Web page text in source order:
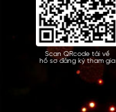
Scan QRcode tải về
hồ sơ đăng ký tham gia